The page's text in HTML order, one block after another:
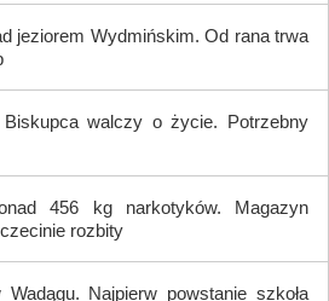
jeziorem Wydmińskim. Od rana trwa
walczy o życie. Potrzebny
456 kg narkotyków. Magazyn
rozbity
Najpierw powstanie szkoła